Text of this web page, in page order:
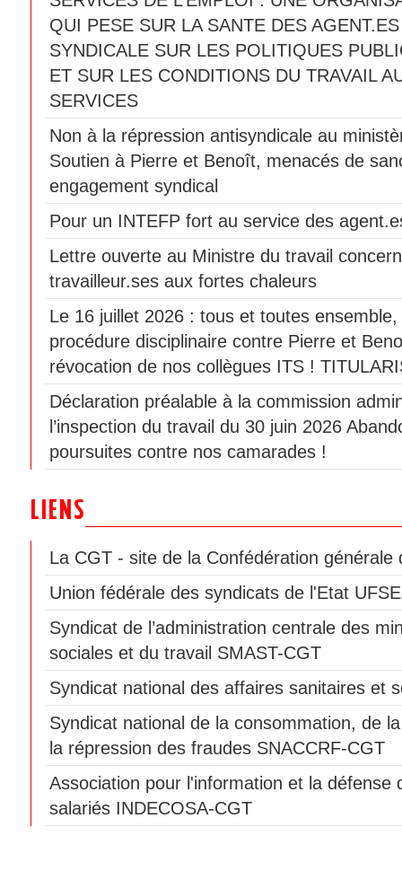
QUI PESE SUR LA SANTE DES
SYNDICALE SUR LES POLITIQUES
ET SUR LES CONDITIONS DU TRAVAIL
SERVICES
Non à la répression antisyndicale au
Soutien à Pierre et Benoît, menacés de
engagement syndical
Pour un INTEFP fort au service des
Lettre ouverte au Ministre du travail
travailleur.ses aux fortes chaleurs
Le 16 juillet 2026 : tous et toutes
procédure disciplinaire contre Pierre et
révocation de nos collègues ITS !
Déclaration préalable à la commission
l’inspection du travail du 30 juin 2026
poursuites contre nos camarades !
LIENS
La CGT - site de la Confédération générale
Union fédérale des syndicats de l'Etat
Syndicat de l’administration centrale des
sociales et du travail SMAST-CGT
Syndicat national des affaires sanitaires et
Syndicat national de la consommation, de
la répression des fraudes SNACCRF-CGT
Association pour l'information et la défense
salariés INDECOSA-CGT